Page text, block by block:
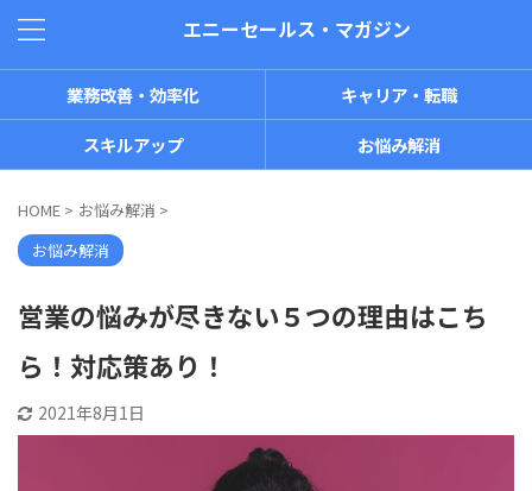
エニーセールス・マガジン
業務改善・効率化
キャリア・転職
スキルアップ
お悩み解消
HOME > お悩み解消 >
お悩み解消
営業の悩みが尽きない５つの理由はこち
ら！対応策あり！
2021年8月1日